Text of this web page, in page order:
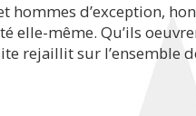
hommes d’exception,
elle-même. Qu’ils
rejaillit sur l’ensemble